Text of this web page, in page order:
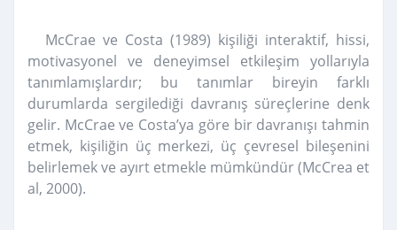
McCrae ve Costa (1989) kişiliği interaktif, hissi,
motivasyonel ve deneyimsel etkileşim yollarıyla
tanımlamışlardır; bu tanımlar bireyin farklı
durumlarda sergilediği davranış süreçlerine denk
gelir. McCrae ve Costa’ya göre bir davranışı tahmin
etmek, kişiliğin üç merkezi, üç çevresel bileşenini
belirlemek ve ayırt etmekle mümkündür (McCrea et
al, 2000).